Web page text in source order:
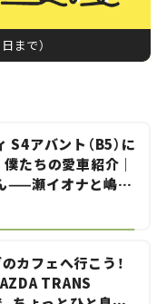
まで）
S4アバント（B5）に
僕たちの愛車紹介｜
——瀬イオナと嶋田
でざっくばらんば
カフェへ行こう！
TRANS